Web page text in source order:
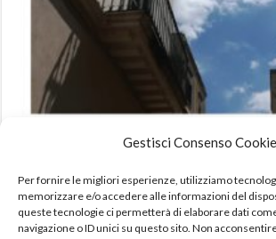
Gestisci Consenso Cookie
Per fornire le migliori esperienze, utilizziamo
memorizzare e/o accedere alle informazioni del
queste tecnologie ci permetterà di elaborare dati
navigazione o ID unici su questo sito. Non
Canti d’Amore e di Terra di
12,00€ 10,00€ IVA incl.
AGGIUNGI AL